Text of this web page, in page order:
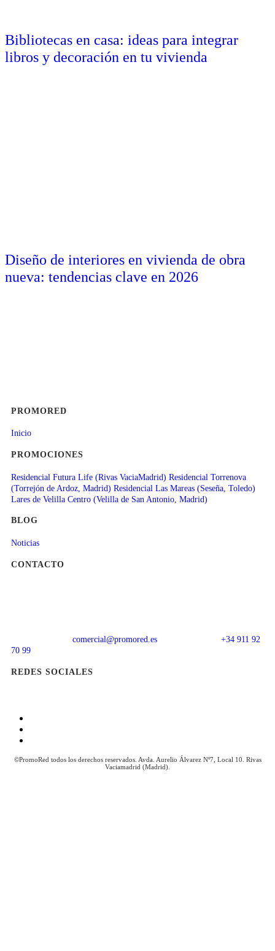
Bibliotecas en casa: ideas para integrar
libros y decoración en tu vivienda
Diseño de interiores en vivienda de obra
nueva: tendencias clave en 2026
PROMORED
Inicio
PROMOCIONES
Residencial Futura Life (Rivas VaciaMadrid) Residencial Torrenova
(Torrejón de Ardoz, Madrid) Residencial Las Mareas (Seseña, Toledo)
Lares de Velilla Centro (Velilla de San Antonio, Madrid)
BLOG
Noticias
CONTACTO
comercial@promored.es
+34 911 92
70 99
REDES SOCIALES
©PromoRed todos los derechos reservados. Avda. Aurelio Álvarez Nº7, Local 10. Rivas
Vaciamadrid (Madrid).